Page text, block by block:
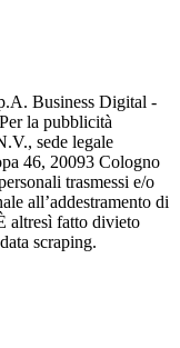
Business Digital -
la pubblicità
sede legale
46, 20093 Cologno
trasmessi e/o
all’addestramento di
altresì fatto divieto
scraping.